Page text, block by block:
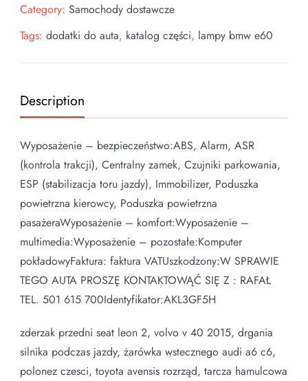
Category: Samochody dostawcze
Tags: dodatki do auta, katalog części, lampy bmw e60
Description
Wyposażenie – bezpieczeństwo:ABS, Alarm, ASR
(kontrola trakcji), Centralny zamek, Czujniki parkowania,
ESP (stabilizacja toru jazdy), Immobilizer, Poduszka
powietrzna kierowcy, Poduszka powietrzna
pasażeraWyposażenie – komfort:Wyposażenie –
multimedia:Wyposażenie – pozostałe:Komputer
pokładowyFaktura: faktura VATUszkodzony:W SPRAWIE
TEGO AUTA PROSZĘ KONTAKTOWĄĆ SIĘ Z : RAFAŁ
TEL. 501 615 700Identyfikator:AKL3GF5H
zderzak przedni seat leon 2, volvo v 40 2015, drgania
silnika podczas jazdy, żarówka wstecznego audi a6 c6,
polonez czesci, toyota avensis rozrząd, tarcza hamulcowa